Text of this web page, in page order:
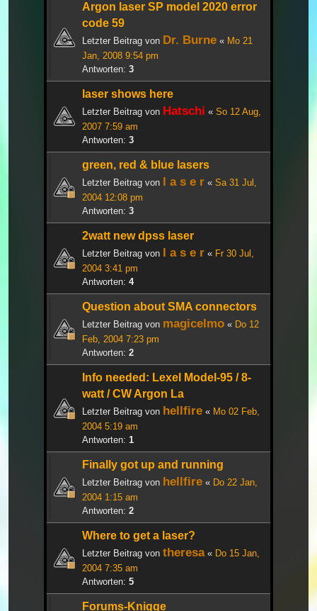
Argon laser SP model 2020 error
code 59
Letzter Beitrag von Dr. Burne « Mo 21
Jan, 2008 9:54 pm
Antworten: 3
laser shows here
Letzter Beitrag von Hatschi « So 12 Aug,
2007 7:59 am
Antworten: 3
green, red & blue lasers
Letzter Beitrag von l a s e r « Sa 31 Jul,
2004 12:08 pm
Antworten: 3
2watt new dpss laser
Letzter Beitrag von l a s e r « Fr 30 Jul,
2004 3:41 pm
Antworten: 4
Question about SMA connectors
Letzter Beitrag von magicelmo « Do 12
Feb, 2004 7:23 pm
Antworten: 2
Info needed: Lexel Model-95 / 8-
watt / CW Argon La
Letzter Beitrag von hellfire « Mo 02 Feb,
2004 5:19 am
Antworten: 1
Finally got up and running
Letzter Beitrag von hellfire « Do 22 Jan,
2004 1:15 am
Antworten: 2
Where to get a laser?
Letzter Beitrag von theresa« Do 15 Jan,
2004 7:35 am
Antworten: 5
Forums-Knigge